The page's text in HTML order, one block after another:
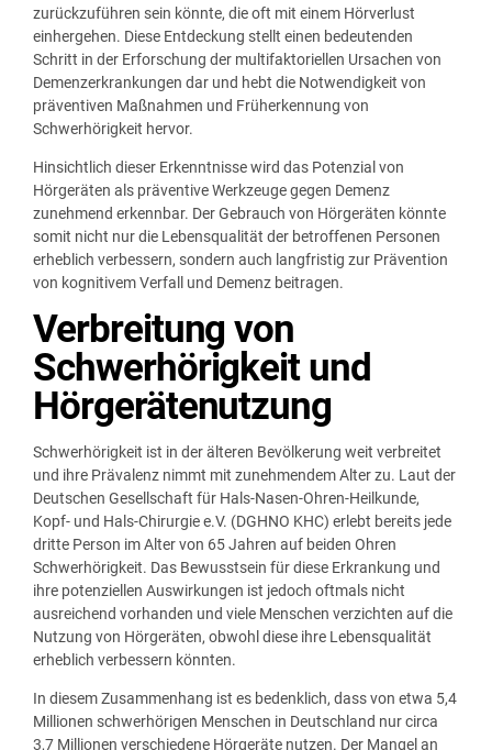
zurückzuführen sein könnte, die oft mit einem Hörverlust
einhergehen. Diese Entdeckung stellt einen bedeutenden
Schritt in der Erforschung der multifaktoriellen Ursachen von
Demenzerkrankungen dar und hebt die Notwendigkeit von
präventiven Maßnahmen und Früherkennung von
Schwerhörigkeit hervor.
Hinsichtlich dieser Erkenntnisse wird das Potenzial von
Hörgeräten als präventive Werkzeuge gegen Demenz
zunehmend erkennbar. Der Gebrauch von Hörgeräten könnte
somit nicht nur die Lebensqualität der betroffenen Personen
erheblich verbessern, sondern auch langfristig zur Prävention
von kognitivem Verfall und Demenz beitragen.
Verbreitung von
Schwerhörigkeit und
Hörgerätenutzung
Schwerhörigkeit ist in der älteren Bevölkerung weit verbreitet
und ihre Prävalenz nimmt mit zunehmendem Alter zu. Laut der
Deutschen Gesellschaft für Hals-Nasen-Ohren-Heilkunde,
Kopf- und Hals-Chirurgie e.V. (DGHNO KHC) erlebt bereits jede
dritte Person im Alter von 65 Jahren auf beiden Ohren
Schwerhörigkeit. Das Bewusstsein für diese Erkrankung und
ihre potenziellen Auswirkungen ist jedoch oftmals nicht
ausreichend vorhanden und viele Menschen verzichten auf die
Nutzung von Hörgeräten, obwohl diese ihre Lebensqualität
erheblich verbessern könnten.
In diesem Zusammenhang ist es bedenklich, dass von etwa 5,4
Millionen schwerhörigen Menschen in Deutschland nur circa
3,7 Millionen verschiedene Hörgeräte nutzen. Der Mangel an